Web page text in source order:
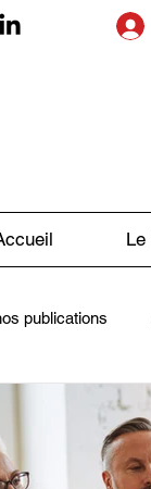
Le
publications
et Handicap